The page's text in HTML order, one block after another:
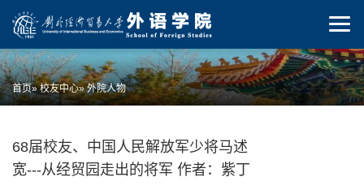
首页»校友中心» 外院人物
68届校友、中国人民解放军少将马述
宽---从经贸园走出的将军 作者：紫丁